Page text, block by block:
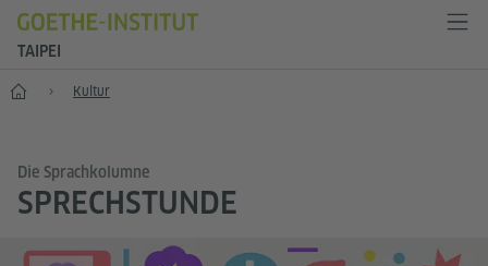
TAIPEI
Start Kultur
Die Sprachkolumne
SPRECHSTUNDE